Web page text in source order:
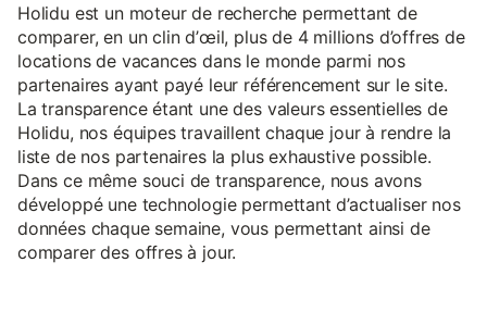
Holidu est un moteur de recherche permettant de
comparer, en un clin d’œil, plus de 4 millions d’offres de
locations de vacances dans le monde parmi nos
partenaires ayant payé leur référencement sur le site.
La transparence étant une des valeurs essentielles de
Holidu, nos équipes travaillent chaque jour à rendre la
liste de nos partenaires la plus exhaustive possible.
Dans ce même souci de transparence, nous avons
développé une technologie permettant d’actualiser nos
données chaque semaine, vous permettant ainsi de
comparer des offres à jour.